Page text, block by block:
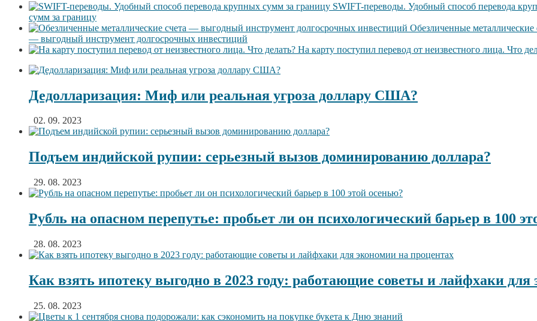
SWIFT-переводы. Удобный способ перевода
сумм за границу
Обезличенные металлические
— выгодный инструмент долгосрочных инвестиций
На карту поступил перевод от неизвестного лица. Что
Дедолларизация: Миф или реальная угроза доллару США?
02. 09. 2023
Подъем индийской рупии: серьезный вызов доминированию доллара?
29. 08. 2023
Рубль на опасном перепутье: пробьет ли он психологический барьер в 100
28. 08. 2023
Как взять ипотеку выгодно в 2023 году: работающие советы и лайфхаки для
25. 08. 2023